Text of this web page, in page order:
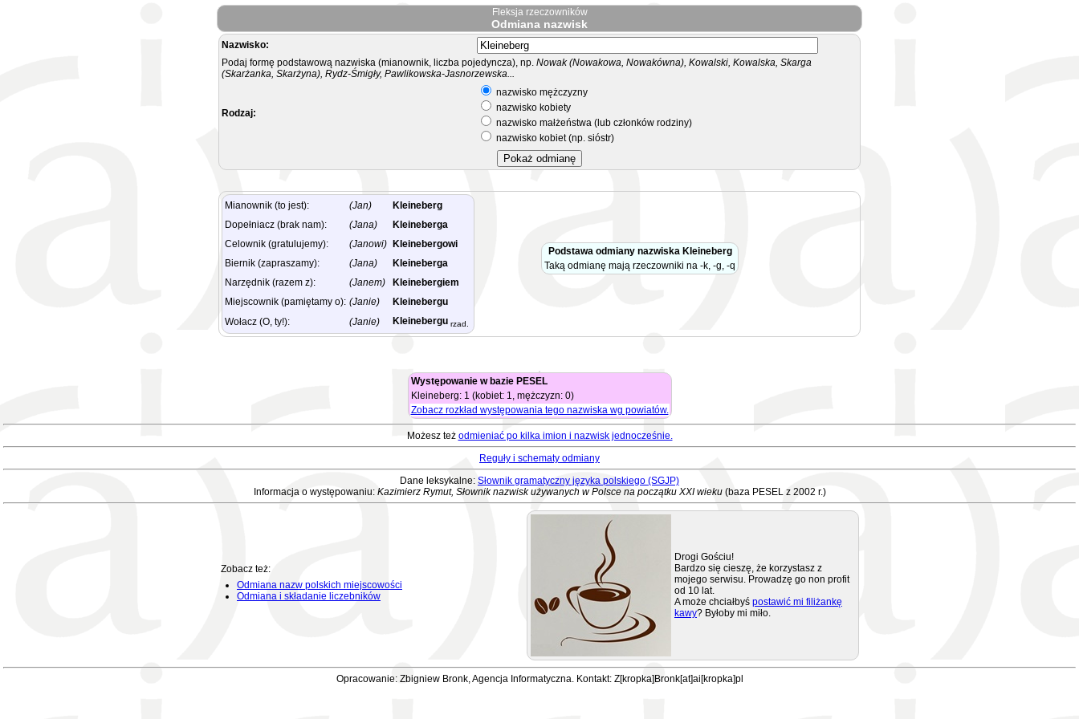
Fleksja rzeczowników
Odmiana nazwisk
Nazwisko:
Podaj formę podstawową nazwiska (mianownik, liczba pojedyncza), np. Nowak (Nowakowa, Nowakówna), Kowalski, Kowalska, Skarga
(Skarżanka, Skarżyna), Rydz-Śmigły, Pawlikowska-Jasnorzewska...
Rodzaj:
nazwisko mężczyzny
nazwisko kobiety
nazwisko małżeństwa (lub członków rodziny)
nazwisko kobiet (np. sióstr)
Mianownik (to jest): (Jan)
Kleineberg
Dopełniacz (brak nam):
(Jana)
Kleineberga
Celownik (gratulujemy):
(Janowi)
Kleinebergowi
Biernik (zapraszamy):
(Jana)
Kleineberga
Narzędnik (razem z):
(Janem)
Kleinebergiem
Miejscownik (pamiętamy o): (Janie)
Kleinebergu
Wołacz (O, ty!):
(Janie) Kleinebergu rzad.
Podstawa odmiany nazwiska Kleineberg
Taką odmianę mają rzeczowniki na -k, -g, -q
Występowanie w bazie PESEL
Kleineberg: 1 (kobiet: 1, mężczyzn: 0)
Zobacz rozkład występowania tego nazwiska wg powiatów.
Możesz też odmieniać po kilka imion i nazwisk jednocześnie.
Reguły i schematy odmiany
Dane leksykalne: Słownik gramatyczny języka polskiego (SGJP)
Informacja o występowaniu: Kazimierz Rymut, Słownik nazwisk używanych w Polsce na początku XXI wieku(baza PESEL z 2002 r.)
Zobacz też:
Odmiana nazw polskich miejscowości
Odmiana i składanie liczebników
Drogi Gościu!
Bardzo się cieszę, że korzystasz z
mojego serwisu. Prowadzę go non profit
od 10 lat.
A może chciałbyś postawić mi filiżankę
kawy? Byłoby mi miło.
Opracowanie: Zbigniew Bronk, Agencja Informatyczna. Kontakt: Z[kropka]Bronk[at]ai[kropka]pl